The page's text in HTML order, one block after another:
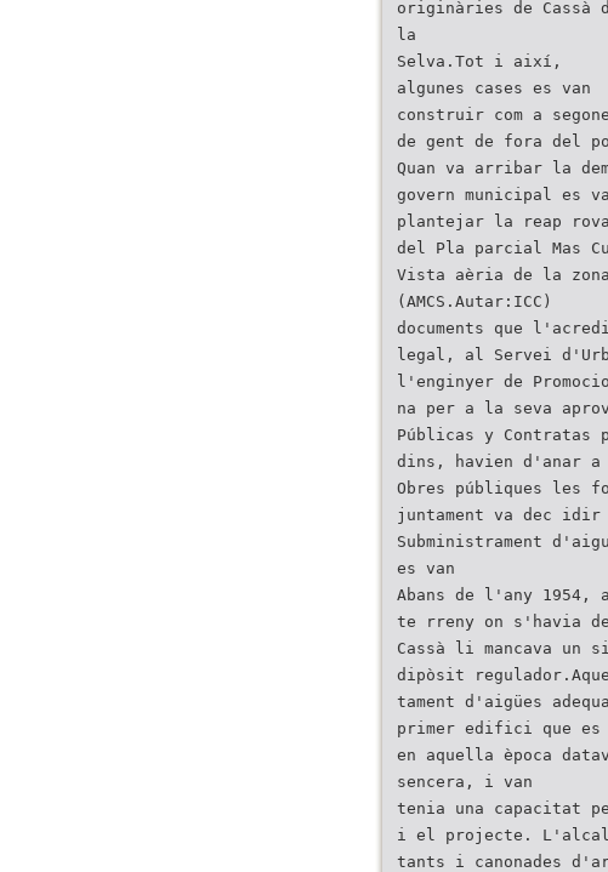
originàries de Cassà
la
Selva.Tot i així,
algunes cases es van
construir com a
de gent de fora del
Quan va arribar la
govern municipal es
plantejar la reap
del Pla parcial Mas
Vista aèria de la
(AMCS.Autar:ICC)
documents que
legal, al Servei
l'enginyer de
na per a la seva
Públicas y Contratas
dins, havien d'anar a
Obres públiques les
juntament va dec
Subministrament
es van
Abans de l'any
te rreny on s'havia de
Cassà li mancava
dipòsit
tament d'aigües
primer edifici que es
en aquella època
sencera, i van
tenia una capacitat
i el projecte.
tants i canonades